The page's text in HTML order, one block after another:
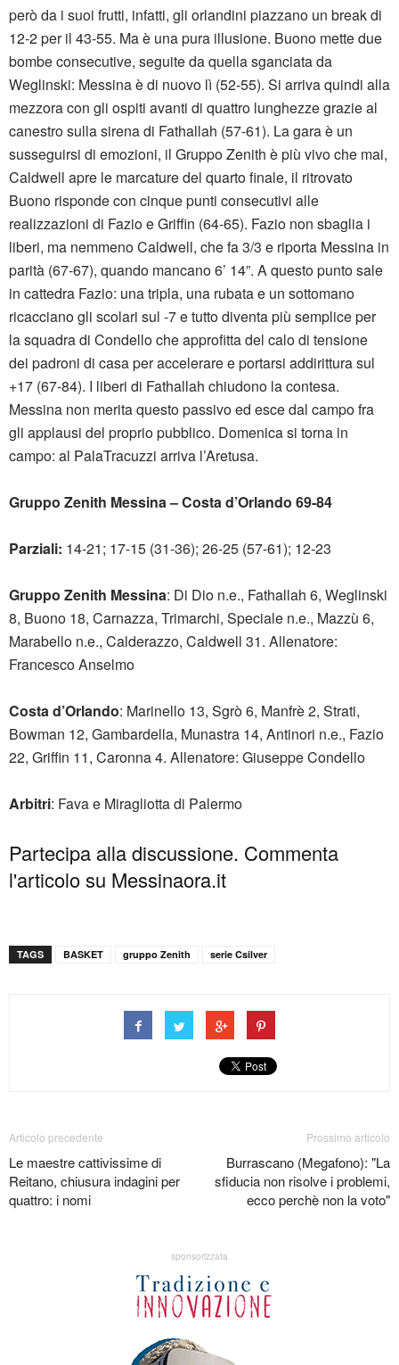
però da i suoi frutti, infatti, gli orlandini piazzano un break di
12-2 per il 43-55. Ma è una pura illusione. Buono mette due
bombe consecutive, seguite da quella sganciata da
Weglinski: Messina è di nuovo lì (52-55). Si arriva quindi alla
mezzora con gli ospiti avanti di quattro lunghezze grazie al
canestro sulla sirena di Fathallah (57-61). La gara è un
susseguirsi di emozioni, il Gruppo Zenith è più vivo che mai,
Caldwell apre le marcature del quarto finale, il ritrovato
Buono risponde con cinque punti consecutivi alle
realizzazioni di Fazio e Griffin (64-65). Fazio non sbaglia i
liberi, ma nemmeno Caldwell, che fa 3/3 e riporta Messina in
parità (67-67), quando mancano 6’ 14”. A questo punto sale
in cattedra Fazio: una tripla, una rubata e un sottomano
ricacciano gli scolari sul -7 e tutto diventa più semplice per
la squadra di Condello che approfitta del calo di tensione
dei padroni di casa per accelerare e portarsi addirittura sul
+17 (67-84). I liberi di Fathallah chiudono la contesa.
Messina non merita questo passivo ed esce dal campo fra
gli applausi del proprio pubblico. Domenica si torna in
campo: al PalaTracuzzi arriva l’Aretusa.
Gruppo Zenith Messina – Costa d’Orlando 69-84
Parziali: 14-21; 17-15 (31-36); 26-25 (57-61); 12-23
Gruppo Zenith Messina: Di Dio n.e., Fathallah 6, Weglinski
8, Buono 18, Carnazza, Trimarchi, Speciale n.e., Mazzù 6,
Marabello n.e., Calderazzo, Caldwell 31. Allenatore:
Francesco Anselmo
Costa d’Orlando: Marinello 13, Sgrò 6, Manfrè 2, Strati,
Bowman 12, Gambardella, Munastra 14, Antinori n.e., Fazio
22, Griffin 11, Caronna 4. Allenatore: Giuseppe Condello
Arbitri: Fava e Miragliotta di Palermo
Partecipa alla discussione. Commenta
l'articolo su Messinaora.it
TAGS BASKET gruppo Zenith serie Csilver
Articolo precedente
Le maestre cattivissime di
Reitano, chiusura indagini per
quattro: i nomi
Prossimo articolo
Burrascano (Megafono): "La
sfiducia non risolve i problemi,
ecco perchè non la voto"
sponsorizzata